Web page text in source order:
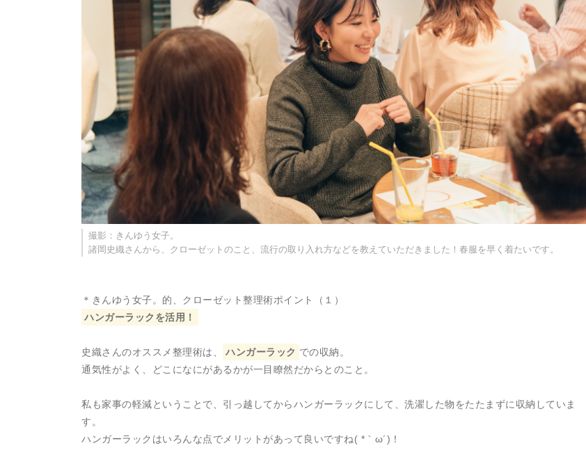
撮影：きんゆう女子。
諸岡史織さんから、クローゼットのこと、流行の取り入れ方などを教えていただきました！春服を早く着たいです。
＊きんゆう女子。的、クローゼット整理術ポイント（１）
ハンガーラックを活用！
史織さんのオススメ整理術は、 ハンガーラック での収納。
通気性がよく、どこになにがあるかが一目瞭然だからとのこと。
私も家事の軽減ということで、引っ越してからハンガーラックにして、洗濯した物をたたまずに収納していま
す。
ハンガーラックはいろんな点でメリットがあって良いですね( *｀ω´)！